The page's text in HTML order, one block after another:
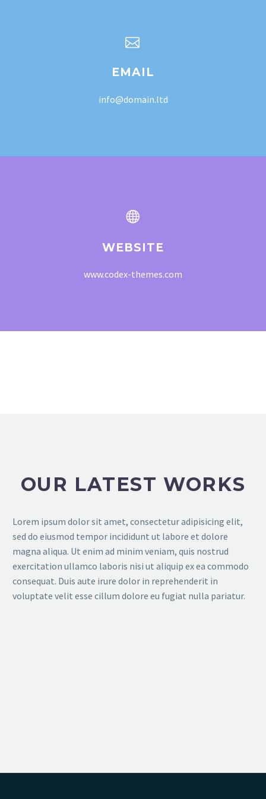


EMAIL
info@domain.ltd


WEBSITE
www.codex-themes.com
OUR LATEST WORKS
Lorem ipsum dolor sit amet, consectetur adipisicing elit,
sed do eiusmod tempor incididunt ut labore et dolore
magna aliqua. Ut enim ad minim veniam, quis nostrud
exercitation ullamco laboris nisi ut aliquip ex ea commodo
consequat. Duis aute irure dolor in reprehenderit in
voluptate velit esse cillum dolore eu fugiat nulla pariatur.